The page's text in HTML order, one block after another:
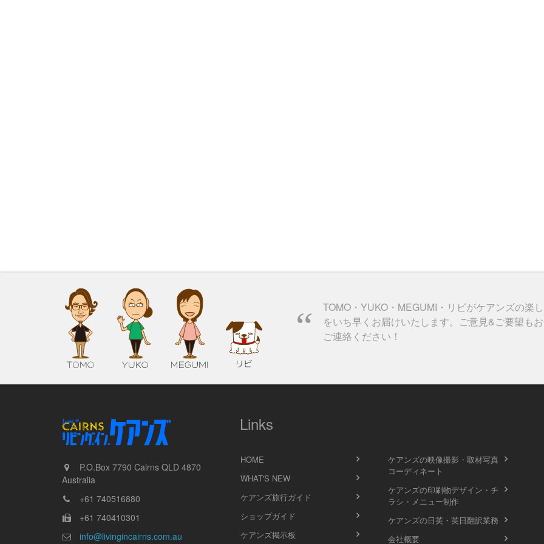
TOMO・YUKO・MEGUMI・リビがケアンズの楽
をいち早くお届けいたします。ご意見&ご要望も
ご連絡ください！
P.O.Box 7790 Cairns QLD 4870
Australia
+61 740516880
+61 740410301
info@livingincairns.com.au
Links
HOME
WHAT'S NEW
ケアンズ旅行ガイド
ショップガイド
ケアンズ掲示板
ケアンズの映像撮影・取材写真
コーディネート
ケアンズの印刷物デザイン・チ
ラシ・メニュー制作
ケアンズの日英・英日翻訳業務
会社概要